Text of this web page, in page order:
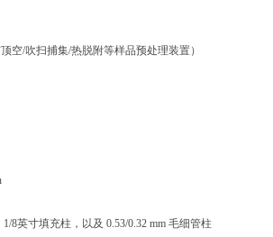
空/吹扫捕集/热脱附等样品预处理装置）
8英寸填充柱，以及 0.53/0.32 mm 毛细管柱